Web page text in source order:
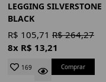
LEGGING SILVERSTONE
BLACK
R$ 105,71 R$ 264,27
8x R$ 13,21
169 Comprar